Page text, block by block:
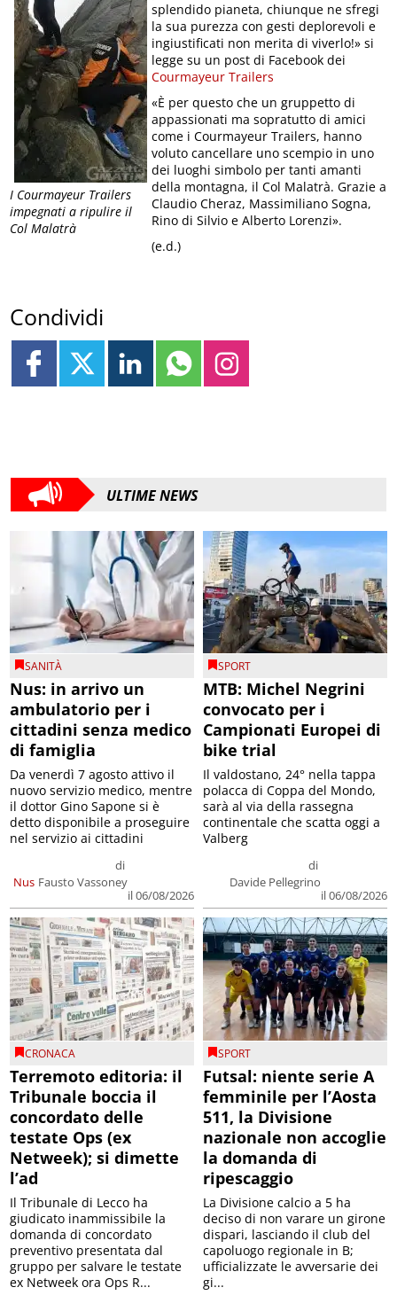
I Courmayeur Trailers
impegnati a ripulire il
Col Malatrà
splendido pianeta, chiunque ne sfregi
la sua purezza con gesti deplorevoli e
ingiustificati non merita di viverlo!» si
legge su un post di Facebook dei
Courmayeur Trailers
«È per questo che un gruppetto di
appassionati ma sopratutto di amici
come i Courmayeur Trailers, hanno
voluto cancellare uno scempio in uno
dei luoghi simbolo per tanti amanti
della montagna, il Col Malatrà. Grazie a
Claudio Cheraz, Massimiliano Sogna,
Rino di Silvio e Alberto Lorenzi».
(e.d.)
Condividi
ULTIME NEWS
SANITÀ
Nus: in arrivo un
ambulatorio per i
cittadini senza medico
di famiglia
Nus
di
Fausto Vassoney
il 06/08/2026
Da venerdì 7 agosto attivo il
nuovo servizio medico, mentre
il dottor Gino Sapone si è
detto disponibile a proseguire
nel servizio ai cittadini
SPORT
MTB: Michel Negrini
convocato per i
Campionati Europei di
bike trial
di
Davide Pellegrino
il 06/08/2026
Il valdostano, 24° nella tappa
polacca di Coppa del Mondo,
sarà al via della rassegna
continentale che scatta oggi a
Valberg
CRONACA
Terremoto editoria: il
Tribunale boccia il
concordato delle
testate Ops (ex
Netweek); si dimette
l’ad
Il Tribunale di Lecco ha
giudicato inammissibile la
domanda di concordato
preventivo presentata dal
gruppo per salvare le testate
ex Netweek ora Ops R...
SPORT
Futsal: niente serie A
femminile per l’Aosta
511, la Divisione
nazionale non accoglie
la domanda di
ripescaggio
La Divisione calcio a 5 ha
deciso di non varare un girone
dispari, lasciando il club del
capoluogo regionale in B;
ufficializzate le avversarie dei
gi...